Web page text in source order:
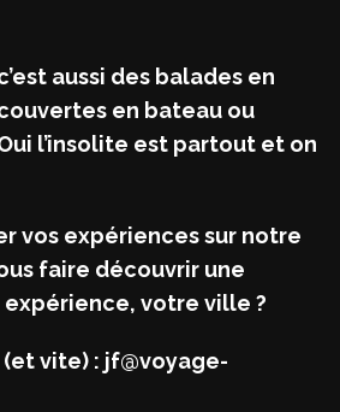
aussi des balades en
en bateau ou
l’insolite est partout et on
vos expériences sur notre
faire découvrir une
votre ville ?
vite) : jf@voyage-